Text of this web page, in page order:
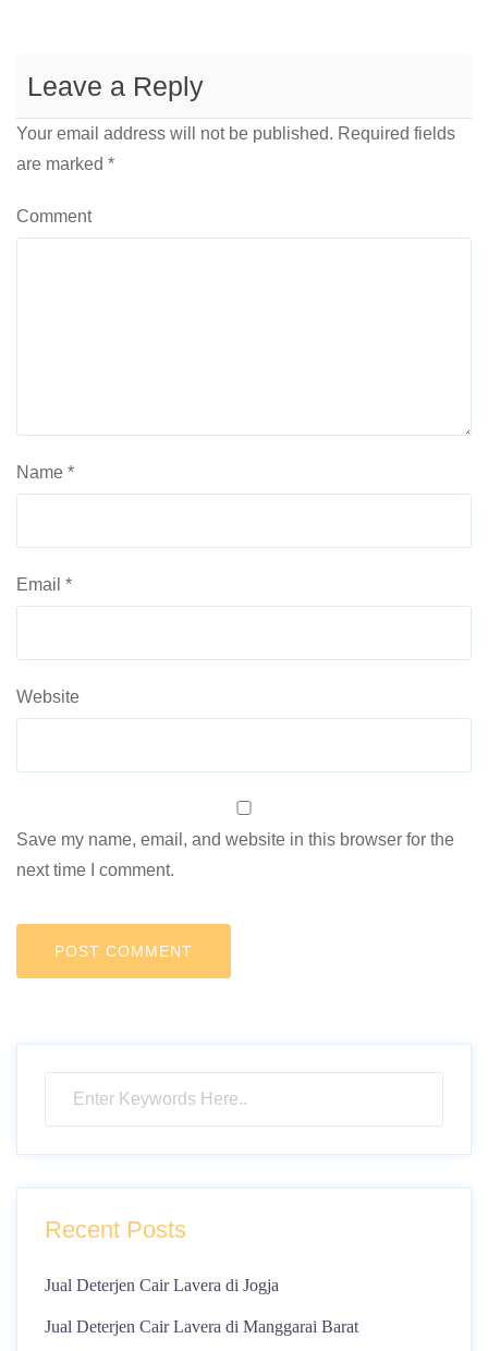
Leave a Reply
Your email address will not be published. Required fields
are marked *
Comment
Name *
Email *
Website
Save my name, email, and website in this browser for the
next time I comment.
Recent Posts
Jual Deterjen Cair Lavera di Jogja
Jual Deterjen Cair Lavera di Manggarai Barat